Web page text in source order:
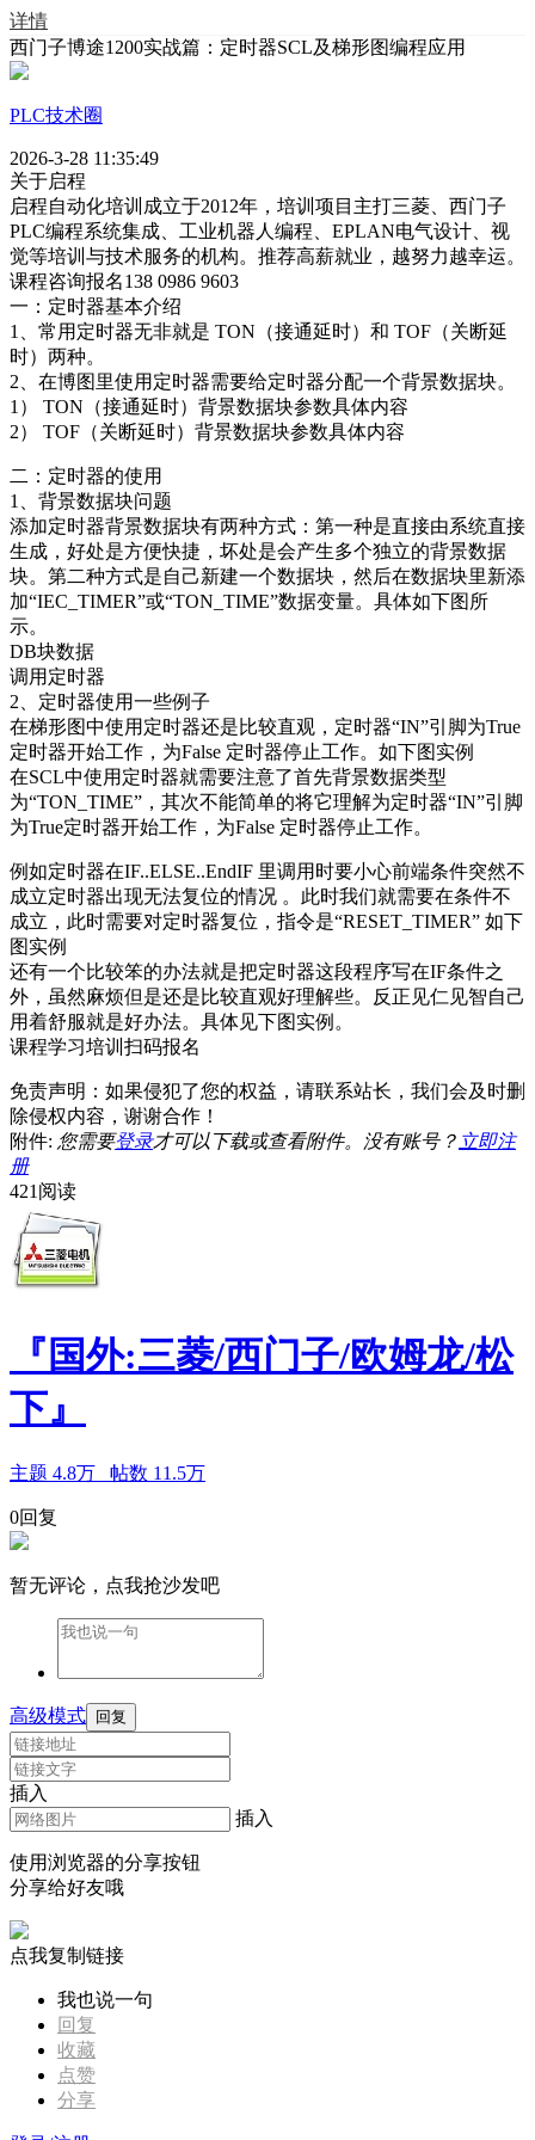
详情
西门子博途1200实战篇：定时器SCL及梯形图编程应用
PLC技术圈
2026-3-28 11:35:49
关于启程
启程自动化培训成立于2012年，培训项目主打三菱、西门子
PLC编程系统集成、工业机器人编程、EPLAN电气设计、视
觉等培训与技术服务的机构。推荐高薪就业，越努力越幸运。
课程咨询报名138 0986 9603
一：定时器基本介绍
1、常用定时器无非就是 TON（接通延时）和 TOF（关断延
时）两种。
2、在博图里使用定时器需要给定时器分配一个背景数据块。
1） TON（接通延时）背景数据块参数具体内容
2） TOF（关断延时）背景数据块参数具体内容
二：定时器的使用
1、背景数据块问题
添加定时器背景数据块有两种方式：第一种是直接由系统直接
生成，好处是方便快捷，坏处是会产生多个独立的背景数据
块。第二种方式是自己新建一个数据块，然后在数据块里新添
加“IEC_TIMER”或“TON_TIME”数据变量。具体如下图所
示。
DB块数据
调用定时器
2、定时器使用一些例子
在梯形图中使用定时器还是比较直观，定时器“IN”引脚为True
定时器开始工作，为False 定时器停止工作。如下图实例
在SCL中使用定时器就需要注意了首先背景数据类型
为“TON_TIME”，其次不能简单的将它理解为定时器“IN”引脚
为True定时器开始工作，为False 定时器停止工作。
例如定时器在IF..ELSE..EndIF 里调用时要小心前端条件突然不
成立定时器出现无法复位的情况 。此时我们就需要在条件不
成立，此时需要对定时器复位，指令是“RESET_TIMER” 如下
图实例
还有一个比较笨的办法就是把定时器这段程序写在IF条件之
外，虽然麻烦但是还是比较直观好理解些。反正见仁见智自己
用着舒服就是好办法。具体见下图实例。
课程学习培训扫码报名
免责声明：如果侵犯了您的权益，请联系站长，我们会及时删
除侵权内容，谢谢合作！
附件: 您需要登录才可以下载或查看附件。没有账号？ 立即注
册
421阅读
『国外:三菱/西门子/欧姆龙/松
下』
主题 4.8万 帖数 11.5万
0回复
暂无评论，点我抢沙发吧
高级模式 回复
插入
插入
使用浏览器的分享按钮
分享给好友哦
点我复制链接
我也说一句
回复
收藏
点赞
分享